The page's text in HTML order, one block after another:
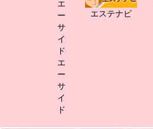
エ
ー
サ
イ
ド
エステナビ